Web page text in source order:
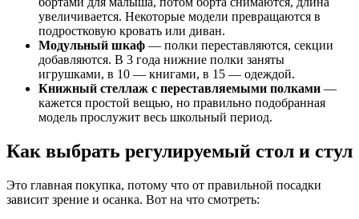
увеличивается. Некоторые модели превращаются в
подростковую кровать или диван.
Модульный шкаф — полки переставляются, секции
добавляются. В 3 года нижние полки заняты
игрушками, в 10 — книгами, в 15 — одеждой.
Книжный стеллаж с переставляемыми полками —
кажется простой вещью, но правильно подобранная
модель прослужит весь школьный период.
Как выбрать регулируемый стол и стул
Это главная покупка, потому что от правильной посадки
зависит зрение и осанка. Вот на что смотреть: